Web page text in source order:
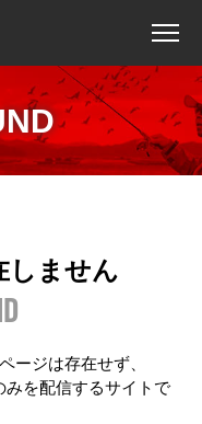
しません
ージは存在せず、
を配信するサイトで